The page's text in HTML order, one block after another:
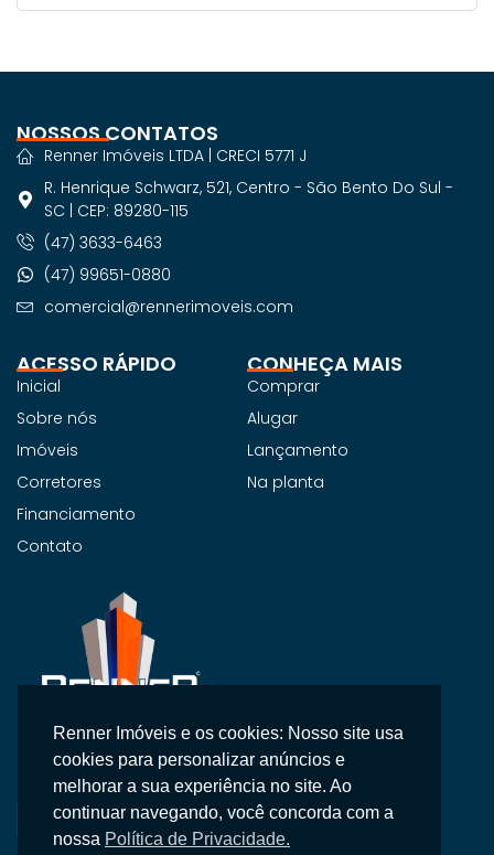
Na Renner Imobiliária, não vendemos apenas imóveis,
entregamos segurança, confiança e um atendimento
personalizado.
ACESSO RÁPIDO
Inicial
Sobre nós
Imóveis
Corretores
Financiamento
Contato
CONHEÇA MAIS
Comprar
Alugar
Lançamento
Na planta
NOSSOS CONTATOS
Renner Imóveis LTDA | CRECI 5771 J
R. Henrique Schwarz, 521, Centro - São Bento Do Sul -
SC | CEP: 89280-115
(47) 3633-6463
(47) 99651-0880
comercial@rennerimoveis.com
Renner Imóveis e os cookies: Nosso site usa
cookies para personalizar anúncios e
melhorar a sua experiência no site. Ao
continuar navegando, você concorda com a
nossa Política de Privacidade.